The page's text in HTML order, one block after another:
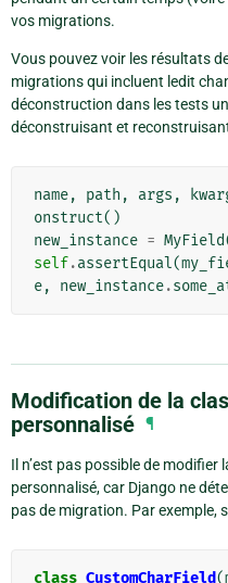
vos migrations.
Vous pouvez voir les résultats
migrations qui incluent ledit
déconstruction dans les tests
déconstruisant et
name, path , args ,
onstruct()
new_instance = MyField
self.assertEqual(
e, new_instance.
Modification de la
personnalisé ¶
Il n’est pas possible de modifier
personnalisé, car Django ne
pas de migration. Par exemple,
class CustomCharField(